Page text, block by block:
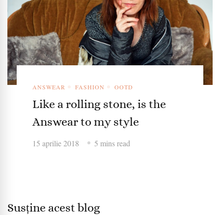
ANSWEAR FASHION OOTD
Like a rolling stone, is the
Answear to my style
15 aprilie 2018 5 mins read
Susține acest blog